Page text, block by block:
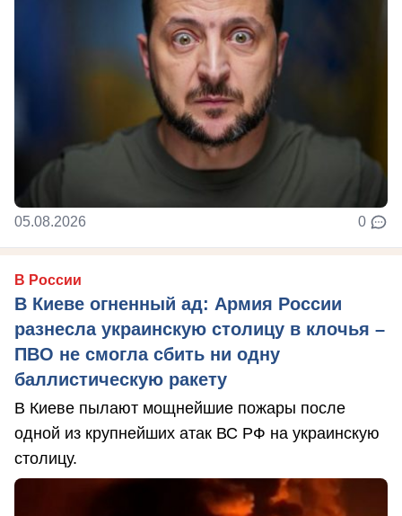
05.08.2026 0
В России
В Киеве огненный ад: Армия России
разнесла украинскую столицу в клочья –
ПВО не смогла сбить ни одну
баллистическую ракету
В Киеве пылают мощнейшие пожары после
одной из крупнейших атак ВС РФ на украинскую
столицу.